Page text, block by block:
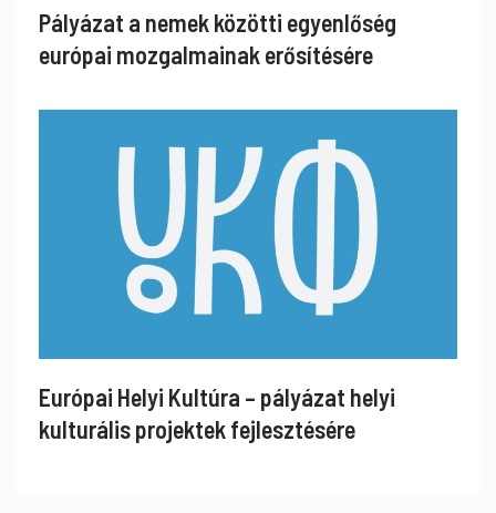
Pályázat a nemek közötti egyenlőség
európai mozgalmainak erősítésére
Európai Helyi Kultúra – pályázat helyi
kulturális projektek fejlesztésére